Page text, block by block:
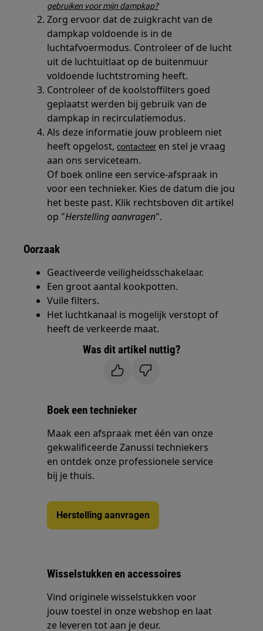
gebruiken voor mijn dampkap?
Zorg ervoor dat de zuigkracht van de
dampkap voldoende is in de
luchtafvoermodus. Controleer of de lucht
uit de luchtuitlaat op de buitenmuur
voldoende luchtstroming heeft.
Controleer of de koolstoffilters goed
geplaatst werden bij gebruik van de
dampkap in recirculatiemodus.
Als deze informatie jouw probleem niet
heeft opgelost,contacteer en stel je vraag
aan ons serviceteam.
Of boek online een service-afspraak in
voor een technieker. Kies de datum die jou
het beste past. Klik rechtsboven dit artikel
op "Herstelling aanvragen".
Oorzaak
Geactiveerde veiligheidsschakelaar.
Een groot aantal kookpotten.
Vuile filters.
Het luchtkanaal is mogelijk verstopt of
heeft de verkeerde maat.
Was dit artikel nuttig?
Boek een technieker
Maak een afspraak met één van onze
gekwalificeerde Zanussi techniekers
en ontdek onze professionele service
bij je thuis.
Herstelling aanvragen
Wisselstukken en accessoires
Vind originele wisselstukken voor
jouw toestel in onze webshop en laat
ze leveren tot aan je deur.